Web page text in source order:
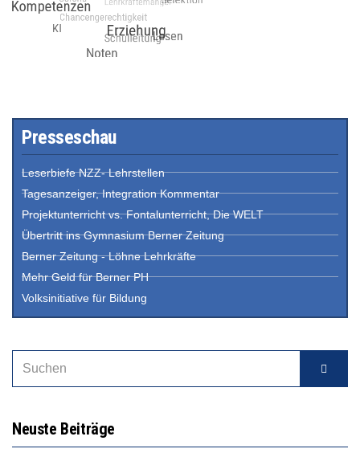
Presseschau
Leserbiefe NZZ- Lehrstellen
Tagesanzeiger, Integration Kommentar
Projektunterricht vs. Fontalunterricht, Die WELT
Übertritt ins Gymnasium Berner Zeitung
Berner Zeitung - Löhne Lehrkräfte
Mehr Geld für Berner PH
Volksinitiative für Bildung
Neuste Beiträge